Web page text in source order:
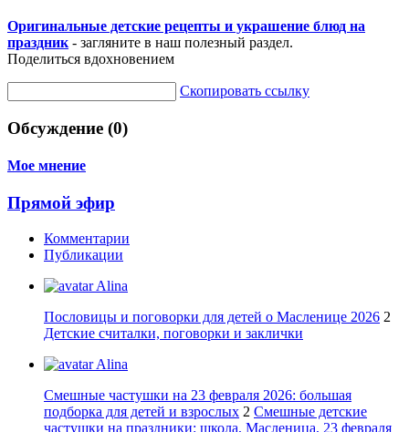
Оригинальные детские рецепты и украшение блюд на
праздник - загляните в наш полезный раздел.
Поделиться вдохновением
Скопировать ссылку
Обсуждение (0)
Мое мнение
Прямой эфир
Комментарии
Публикации
Alina
Пословицы и поговорки для детей о Масленице 2026 2
Детские считалки, поговорки и заклички
Alina
Смешные частушки на 23 февраля 2026: большая
подборка для детей и взрослых 2 Смешные детские
частушки на праздники: школа, Масленица, 23 февраля